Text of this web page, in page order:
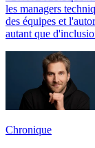
les managers
des équipes et
autant que
Chronique